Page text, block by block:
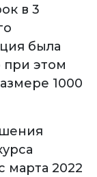
в 3
была
при этом
1000
марта 2022